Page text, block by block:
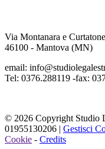
Via Montanara e
46100 - Mantova (MN)
email:
Tel: 0376.288119 -fax:
© 2026 Copyright Studio
01955130206 | Gestisci
Cookie - Credits